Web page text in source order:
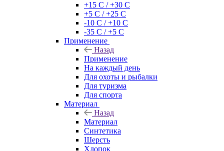
+15 С / +30 С
+5 С / +25 С
-10 С / +10 С
-35 С / +5 С
Применение
Назад
Применение
На каждый день
Для охоты и рыбалки
Для туризма
Для спорта
Материал
Назад
Материал
Синтетика
Шерсть
Хлопок